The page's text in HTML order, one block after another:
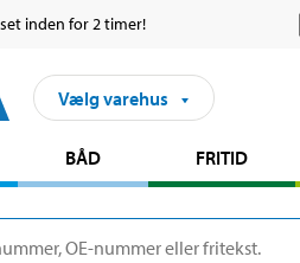
inden for 2 timer!
Vælg varehus
BÅD FRITID